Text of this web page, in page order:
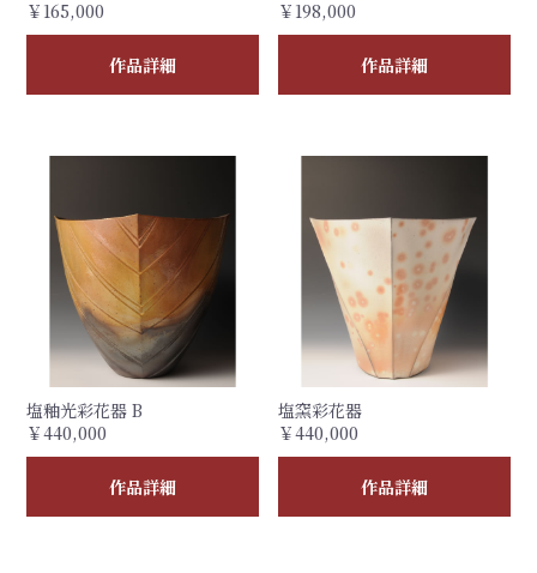
￥165,000
作品詳細
￥198,000
作品詳細
塩釉光彩花器 B
￥440,000
作品詳細
塩窯彩花器
￥440,000
作品詳細